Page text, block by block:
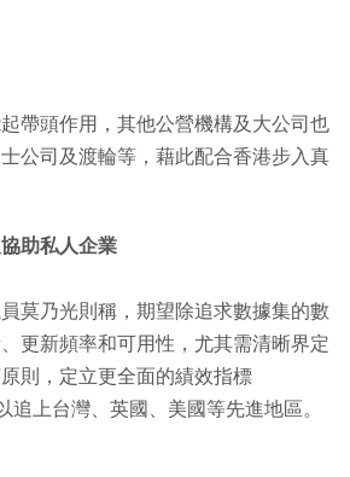
帶頭作用，其他公營機構及大公司也
公司及渡輪等，藉此配合香港步入真
助私人企業
莫乃光則稱，期望除追求數據集的數
更新頻率和可用性，尤其需清晰界定
則，定立更全面的績效指標
追上台灣、英國、美國等先進地區。